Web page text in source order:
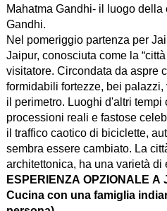
Mahatma Gandhi- il luogo
Gandhi.
Nel pomeriggio partenza per
Jaipur, conosciuta come la
visitatore. Circondata da aspre
formidabili fortezze, bei
il perimetro. Luoghi d'altri tempi
processioni reali e fastose
il traffico caotico di biciclette,
sembra essere cambiato. La
architettonica, ha una varietà di
ESPERIENZA OPZIONALE A
Cucina con una famiglia